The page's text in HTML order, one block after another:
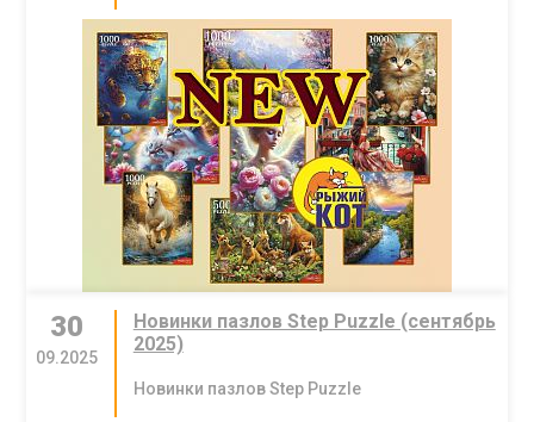
30
09.2025
Новинки пазлов Step Puzzle (сентябрь
2025)
Новинки пазлов Step Puzzle